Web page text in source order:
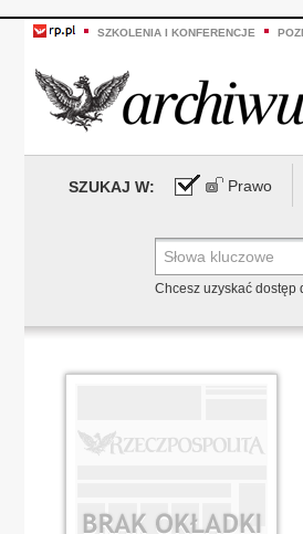
SZKOLENIA I KONFERENCJE
SZUKAJ W: Prawo
Chcesz uzyskać dostęp